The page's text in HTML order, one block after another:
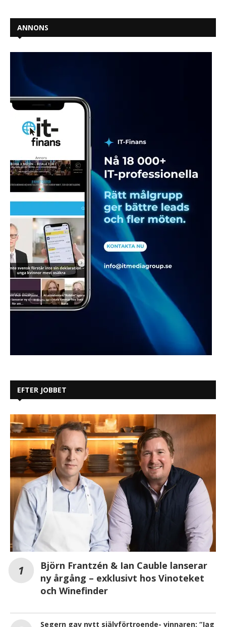
ANNONS
EFTER JOBBET
Björn Frantzén & Ian Cauble lanserar
ny årgång – exklusivt hos Vinoteket
och Winefinder
Segern gav nytt självförtroende- vinnaren: “Jag